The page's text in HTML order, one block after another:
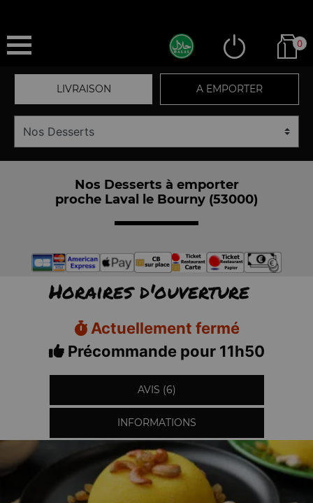
0
LIVRAISON A EMPORTER
Nos Desserts à emporter
proche Laval le Bourny (53000)
Horaires d'ouverture
Actuellement fermé
Précommande pour 11h50
AVIS (6)
INFORMATIONS